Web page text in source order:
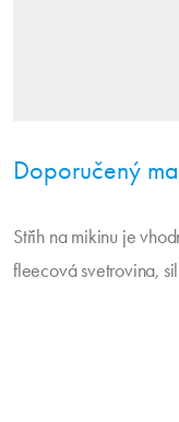
Doporučený
Střih na mikinu je
fleecová svetrovina,